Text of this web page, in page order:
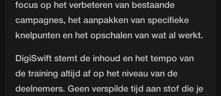
focus op het verbeteren van bestaande
campagnes, het aanpakken van specifieke
knelpunten en het opschalen van wat al werkt.
DigiSwift stemt de inhoud en het tempo van
de training altijd af op het niveau van de
deelnemers. Geen verspilde tijd aan stof die je